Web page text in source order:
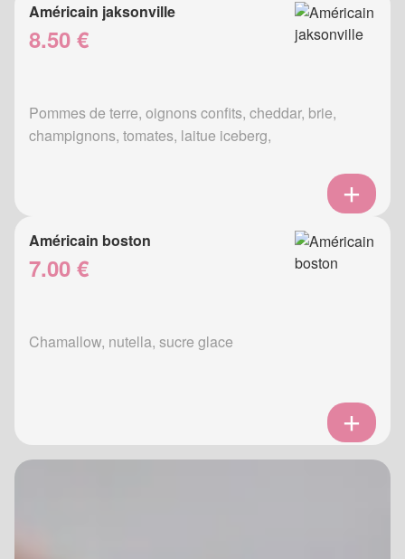
Américain jaksonville
8.50 €
Pommes de terre, oignons confits, cheddar, brie,
champignons, tomates, laitue iceberg,
Américain boston
7.00 €
Chamallow, nutella, sucre glace